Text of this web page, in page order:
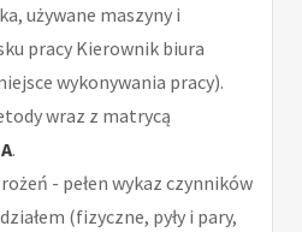
używane maszyny i
pracy Kierownik biura
wykonywania pracy).
wraz z matrycą
.
- pełen wykaz czynników
(fizyczne, pyły i pary,